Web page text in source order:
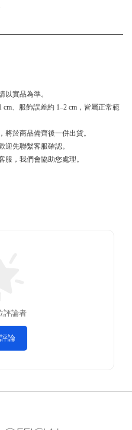
實品為準。
、服飾誤差約 1–2 cm，皆屬正常範
於商品備齊後一併出貨。
先聯繫客服確認。
，我們會協助您處理。
評論者
評論